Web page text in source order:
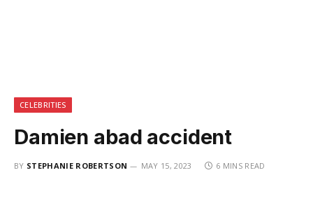
CELEBRITIES
Damien abad accident
BY STEPHANIE ROBERTSON MAY 15, 2023 6 MINS READ